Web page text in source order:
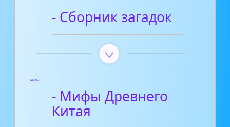
- Сборник загадок
Мифы
- Мифы Древнего
Китая